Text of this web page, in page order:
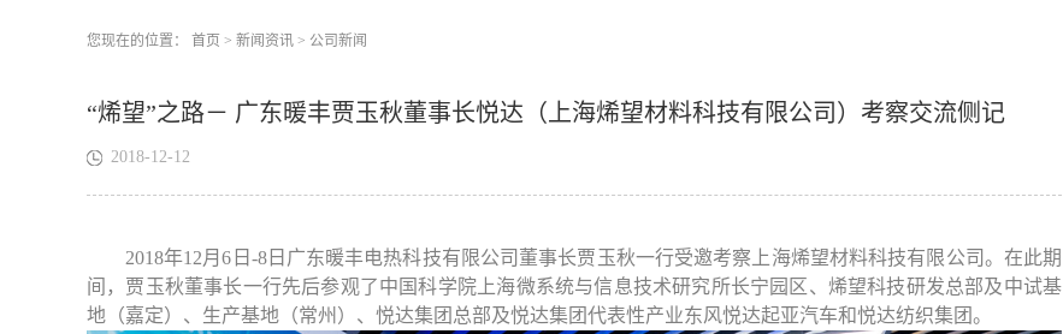
您现在的位置： 首页 > 新闻资讯 > 公司新闻
“烯望”之路－ 广东暖丰贾玉秋董事长悦达（上海烯望材料科技有限公司）考察交流侧记
2018-12-12
2018年12月6日-8日广东暖丰电热科技有限公司董事长贾玉秋一行受邀考察 上海烯望材料科技有限公司 。 在此期
间， 贾玉秋董事长一行先后参观了中国科学院上海微系统与信息技术研究所长宁园区、烯望科技研发总部及中试基
地（嘉定）、生产基地（常州）、悦达集团总部及悦达集团代表性产业东风悦达起亚汽车和悦达纺织集团。